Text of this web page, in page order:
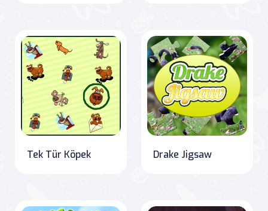
Tek Tür Köpek Drake Jigsaw